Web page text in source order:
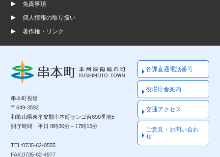
免責事項
個人情報の取り扱い
著作権・リンク
串本町役場
〒649-3592
和歌山県東牟婁郡串本町サンゴ台690番地5
開庁時間 平日 8時30分～17時15分
TEL:0735-62-0555
FAX:0735-62-4977
各課直通電話番号
役場庁舎案内
交通アクセス
ご意見・お問い合わ
せ